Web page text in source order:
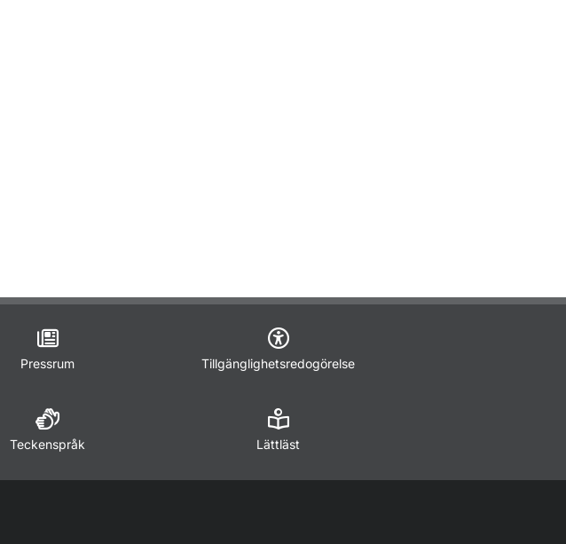
Pressrum Tillgänglighetsredogörelse
Teckenspråk Lättläst